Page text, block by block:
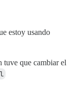
estoy usando
tuve que cambiar el